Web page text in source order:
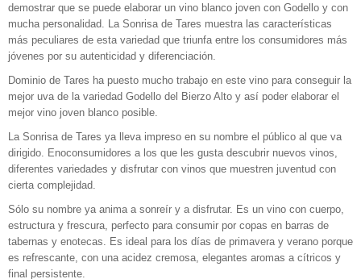
demostrar que se puede elaborar un vino blanco joven con Godello y con
mucha personalidad. La Sonrisa de Tares muestra las características
más peculiares de esta variedad que triunfa entre los consumidores más
jóvenes por su autenticidad y diferenciación.
Dominio de Tares ha puesto mucho trabajo en este vino para conseguir la
mejor uva de la variedad Godello del Bierzo Alto y así poder elaborar el
mejor vino joven blanco posible.
La Sonrisa de Tares ya lleva impreso en su nombre el público al que va
dirigido. Enoconsumidores a los que les gusta descubrir nuevos vinos,
diferentes variedades y disfrutar con vinos que muestren juventud con
cierta complejidad.
Sólo su nombre ya anima a sonreír y a disfrutar. Es un vino con cuerpo,
estructura y frescura, perfecto para consumir por copas en barras de
tabernas y enotecas. Es ideal para los días de primavera y verano porque
es refrescante, con una acidez cremosa, elegantes aromas a cítricos y
final persistente.